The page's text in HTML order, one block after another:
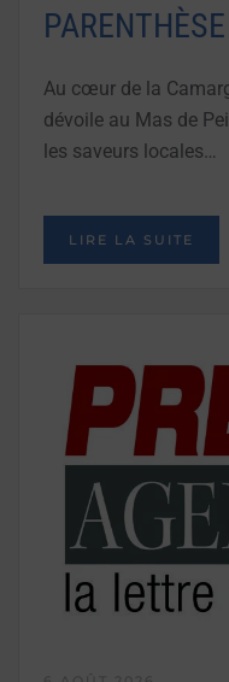
Au cœur de la
dévoile au Mas de
les saveurs locales…
LIRE LA SUITE